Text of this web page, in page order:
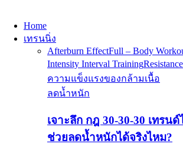
Home
เทรนนิ่ง
Afterburn EffectFull – Body
Intensity Interval Training
ความแข็งแรงของกล้ามเนื้อ
ลดน้ำหนัก
เจาะลึก กฎ 30-30-30 เทรน
ช่วยลดน้ำหนักได้จริงไหม?